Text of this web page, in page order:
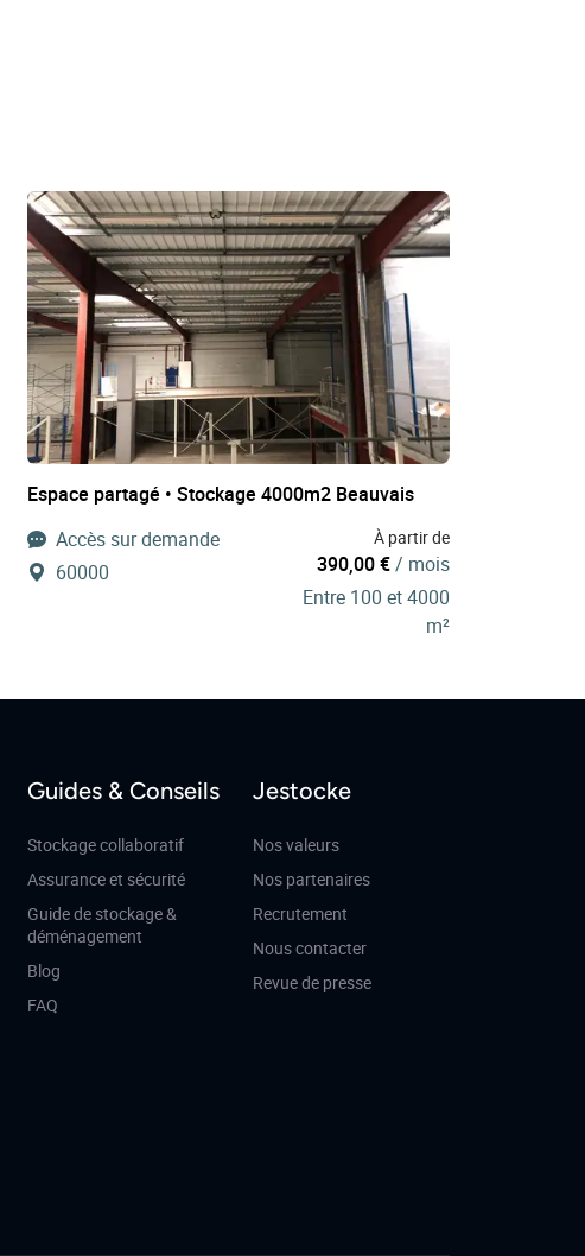
Espace partagé • Stockage 4000m2 Beauvais
Accès sur demande
60000
À partir de
390,00 €/ mois
Entre 100 et 4000
m²
Guides & Conseils
Stockage collaboratif
Assurance et sécurité
Guide de stockage &
déménagement
Blog
FAQ
Jestocke
Nos valeurs
Nos partenaires
Recrutement
Nous contacter
Revue de presse